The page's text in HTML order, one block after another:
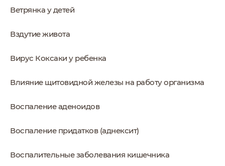
Ветрянка у детей
Вздутие живота
Вирус Коксаки у ребенка
Влияние щитовидной железы на работу организма
Воспаление аденоидов
Воспаление придатков (аднексит)
Воспалительные заболевания кишечника